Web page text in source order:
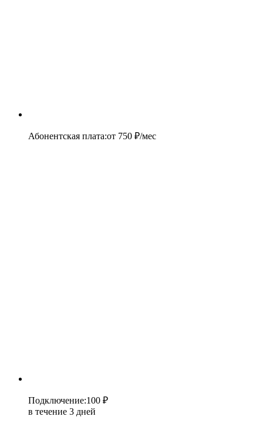
Абонентская плата:от 750 ₽/мес
Подключение:100 ₽
в течение 3 дней